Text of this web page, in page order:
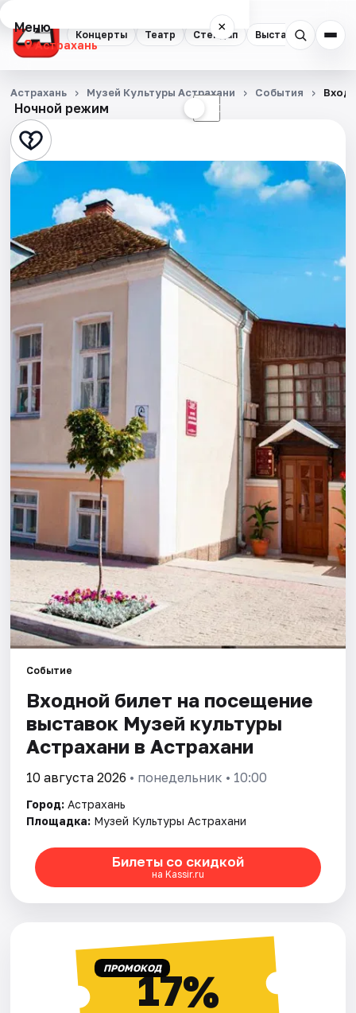
Концерты Театр Стендап Выставки
Меню ×
Астрахань
Концерты
Театр
Стендап
Выставки
Квесты
Экскурсии
Спорт
События
Города
Площадки
Артисты
Рейтинги
Ночной режим ☾
Астрахань Музей Культуры Астрахани События
Событие
Входной билет на посещение
выставок Музей культуры
Астрахани в Астрахани
10 августа 2026 • понедельник • 10:00
Город: Астрахань
Площадка: Музей Культуры Астрахани
Билеты со скидкой
на Kassir.ru
ПРОМОКОД17%